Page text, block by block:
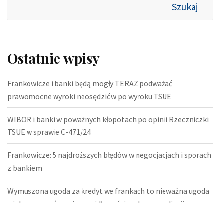
Szukaj
Ostatnie wpisy
Frankowicze i banki będą mogły TERAZ podważać
prawomocne wyroki neosędziów po wyroku TSUE
WIBOR i banki w poważnych kłopotach po opinii Rzeczniczki
TSUE w sprawie C-471/24
Frankowicze: 5 najdroższych błędów w negocjacjach i sporach
z bankiem
Wymuszona ugoda za kredyt we frankach to nieważna ugoda